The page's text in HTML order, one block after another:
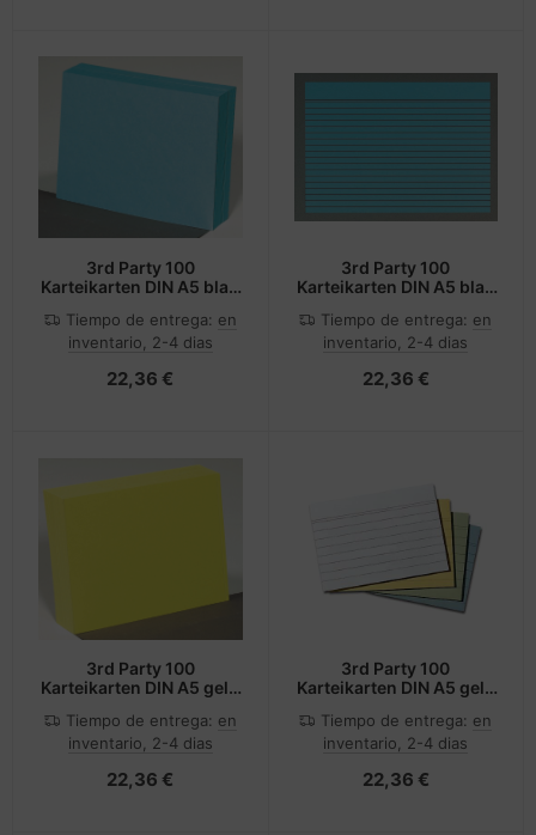
3rd Party 100
Karteikarten DIN A5 blau
Tiempo de entrega: en
inventario, 2-4 dias
22,36 €
3rd Party 100
Karteikarten DIN A5 blau
Tiempo de entrega: en
inventario, 2-4 dias
22,36 €
3rd Party 100
Karteikarten DIN A5 gelb
Tiempo de entrega: en
inventario, 2-4 dias
22,36 €
3rd Party 100
Karteikarten DIN A5 gelb
Tiempo de entrega: en
inventario, 2-4 dias
22,36 €